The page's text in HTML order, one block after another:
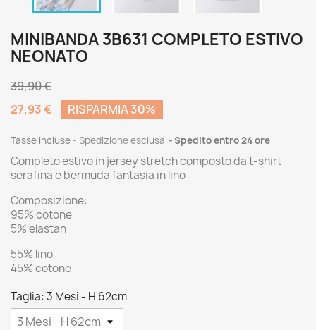
MINIBANDA 3B631 COMPLETO ESTIVO
NEONATO
39,90 €
27,93 €
RISPARMIA 30%
Tasse incluse Spedizione esclusa Spedito entro 24 ore
Completo estivo in jersey stretch composto da t-shirt
serafina e bermuda fantasia in lino
Composizione:
95% cotone
5% elastan
55% lino
45% cotone
Taglia: 3 Mesi - H 62cm